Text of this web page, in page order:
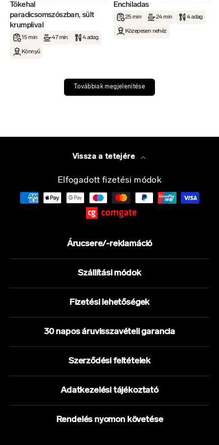
Tőkehal
paradicsomszószban, sült
krumplival
15 min 47 min 4 adag
Könnyű
Enchiladas
25 min 24 min 4 adag
Közepesen nehéz
Továbbiak megjelenítése
Vissza a tetejére
Elfogadott fizetési módok
Árucsere/-reklamáció
Szállítási módok
Fizetési lehetőségek
30 napos áruvisszavételi garancia
Szerződési feltételek
Adatkezelési tájékoztató
Rendelés nyomon követése